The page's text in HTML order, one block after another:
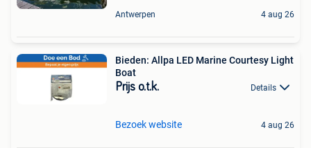
Antwerpen 4 aug 26
Bieden: Allpa LED Marine Courtesy Light
Boat
Prijs o.t.k. Details
Bezoek website 4 aug 26